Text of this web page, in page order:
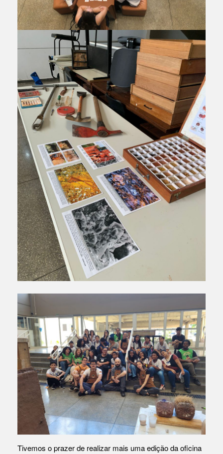
Tivemos o prazer de realizar mais uma edição da oficina